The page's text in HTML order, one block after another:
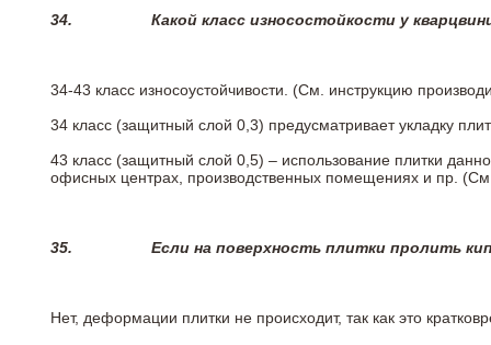
34. Какой класс износостойкости у
34-43 класс износоустойчивости. (См. инструкцию
34 класс (защитный слой 0,3) предусматривает укладку
43 класс (защитный слой 0,5) – использование плитки
офисных центрах, производственных помещениях и пр.
35. Если на поверхность плитки пролить
Нет, деформации плитки не происходит, так как это